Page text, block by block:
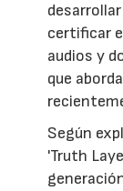
certificar
audios y
que
Según
'Truth